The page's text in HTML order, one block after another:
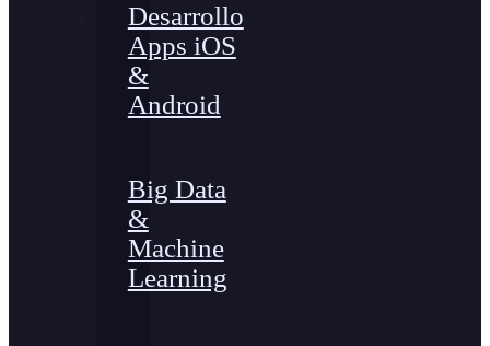
Desarrollo
Apps iOS
&
Android
Big Data
&
Machine
Learning